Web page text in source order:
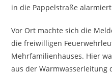
in die Pappelstraße
Vor Ort machte sich die
die freiwilligen
Mehrfamilienhauses. Hier
aus der Warmwasserleitung